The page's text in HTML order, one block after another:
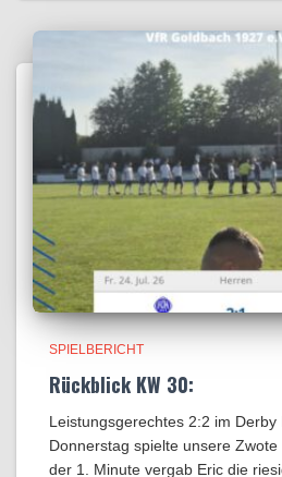
SPIELBERICHT
Rückblick KW 30:
Leistungsgerechtes 2:2 im Derby
Donnerstag spielte unsere
der 1. Minute vergab Eric die